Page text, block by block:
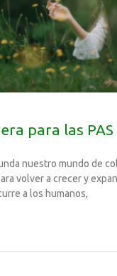
para las PAS
nuestro mundo de
volver a crecer y
a los humanos,